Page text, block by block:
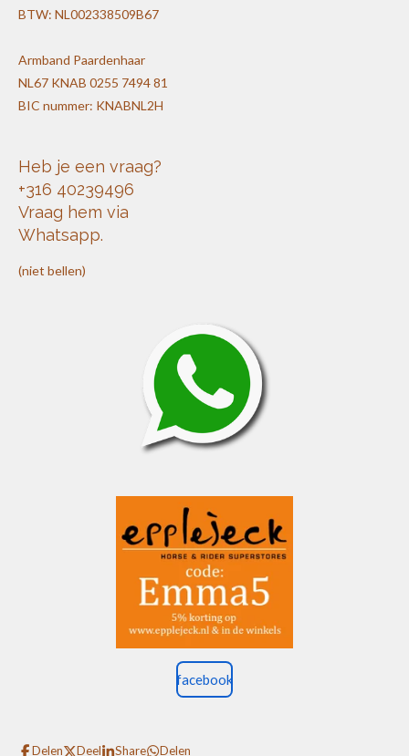
BTW: NL002338509B67
Armband Paardenhaar
NL67 KNAB 0255 7494 81
BIC nummer: KNABNL2H
Heb je een vraag?
+316 40239496
Vraag hem via
Whatsapp.
(niet bellen)
facebook
Delen Deel Share Delen